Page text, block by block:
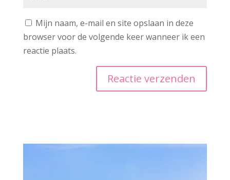
Mijn naam, e-mail en site opslaan in deze
browser voor de volgende keer wanneer ik een
reactie plaats.